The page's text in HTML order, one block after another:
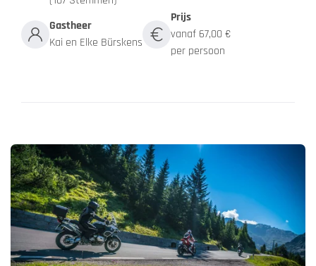
Gastheer
Kai en Elke Bürskens
Prijs
vanaf 67,00 €
per persoon